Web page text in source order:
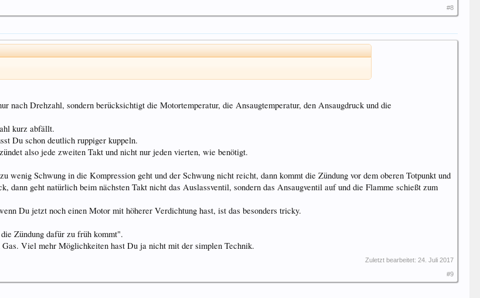
#8
nach Drehzahl, sondern berücksichtigt die Motortemperatur, die Ansaugtemperatur, den Ansaugdruck und die
kurz abfällt.
Du schon deutlich ruppiger kuppeln.
also jede zweiten Takt und nicht nur jeden vierten, wie benötigt.
wenig Schwung in die Kompression geht und der Schwung nicht reicht, dann kommt die Zündung vor dem oberen Totpunkt und
dann geht natürlich beim nächsten Takt nicht das Auslassventil, sondern das Ansaugventil auf und die Flamme schießt zum
Du jetzt noch einen Motor mit höherer Verdichtung hast, ist das besonders tricky.
Zündung dafür zu früh kommt".
Viel mehr Möglichkeiten hast Du ja nicht mit der simplen Technik.
Zuletzt bearbeitet: 24. Juli 2017
#9